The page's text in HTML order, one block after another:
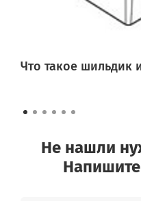
Что такое шильдик
Не нашли